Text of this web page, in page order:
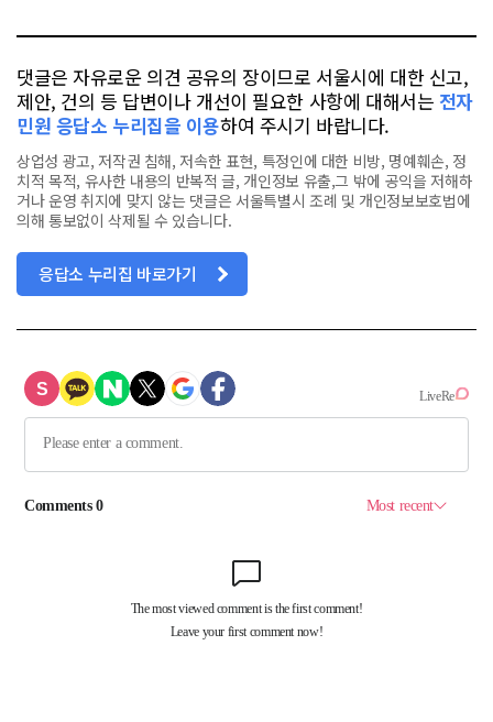
댓글은 자유로운 의견 공유의 장이므로 서울시에 대한 신고,
제안, 건의 등 답변이나 개선이 필요한 사항에 대해서는 전자
민원 응답소 누리집을 이용하여 주시기 바랍니다.
상업성 광고, 저작권 침해, 저속한 표현, 특정인에 대한 비방, 명예훼손, 정
치적 목적, 유사한 내용의 반복적 글, 개인정보 유출,그 밖에 공익을 저해하
거나 운영 취지에 맞지 않는 댓글은 서울특별시 조례 및 개인정보보호법에
의해 통보없이 삭제될 수 있습니다.
응답소 누리집 바로가기